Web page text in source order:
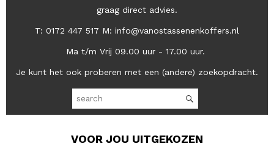
graag direct advies.
T: 0172 447 517 M: info@vanostassenenkoffers.nl
Ma t/m Vrij 09.00 uur - 17.00 uur.
Je kunt het ook proberen met een (andere) zoekopdracht.
VOOR JOU UITGEKOZEN